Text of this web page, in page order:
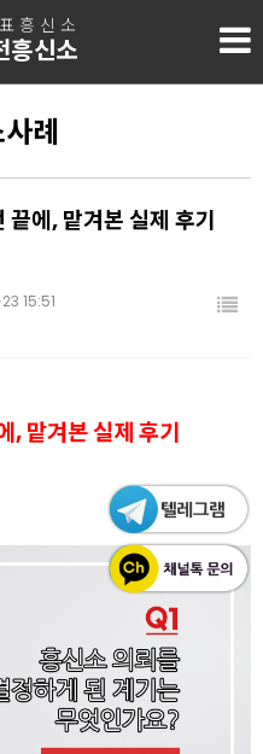
흥신소
흥신소
례
끝에, 맡겨본 실제 후기
15:51
, 맡겨본 실제 후기